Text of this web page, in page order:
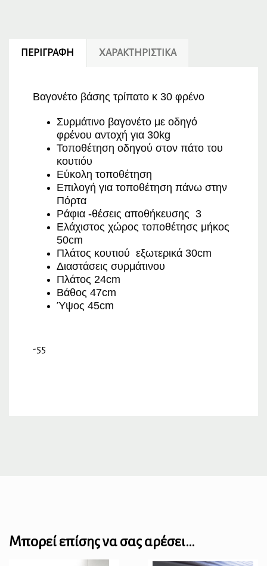
ΠΕΡΙΓΡΑΦΉ ΧΑΡΑΚΤΗΡΙΣΤΙΚΆ
Βαγονέτο βάσης τρίπατο κ 30 φρένο
Συρμάτινο βαγονέτο με οδηγό
φρένου αντοχή για 30kg
Τοποθέτηση οδηγού στον πάτο του
κουτιόυ
Εύκολη τοποθέτηση
Επιλογή για τοποθέτηση πάνω στην
Πόρτα
Ράφια -θέσεις αποθήκευσης 3
Ελάχιστος χώρος τοποθέτησς μήκος
50cm
Πλάτος κουτιού εξωτερικά 30cm
Διαστάσεις συρμάτινου
Πλάτος 24cm
Βάθος 47cm
Ύψος 45cm
-55
Μπορεί επίσης να σας αρέσει…